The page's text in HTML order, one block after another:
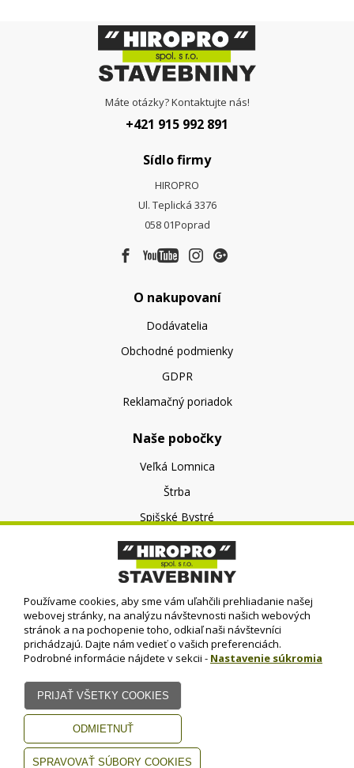
Máte otázky? Kontaktujte nás!
+421 915 992 891
Sídlo firmy
HIROPRO
Ul. Teplická 3376
058 01Poprad
O nakupovaní
Dodávatelia
Obchodné podmienky
GDPR
Reklamačný poriadok
Naše pobočky
Veľká Lomnica
Štrba
Spišské Bystré
O nás
O spoločnosti
Kontakt
© HIROPRO, spol. s r.o.
Používame cookies, aby sme vám uľahčili prehliadanie našej
webovej stránky, na analýzu návštevnosti našich webových
stránok a na pochopenie toho, odkiaľ naši návštevníci
prichádzajú. Dajte nám vedieť o vašich preferenciách.
Podrobné informácie nájdete v sekcii - Nastavenie súkromia